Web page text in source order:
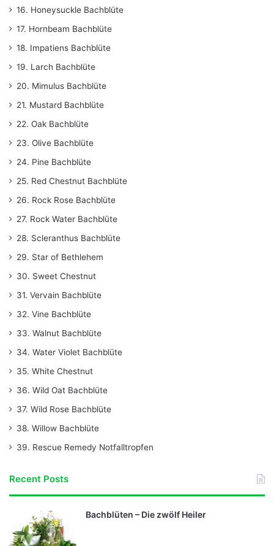
16. Honeysuckle Bachblüte
17. Hornbeam Bachblüte
18. Impatiens Bachblüte
19. Larch Bachblüte
20. Mimulus Bachblüte
21. Mustard Bachblüte
22. Oak Bachblüte
23. Olive Bachblüte
24. Pine Bachblüte
25. Red Chestnut Bachblüte
26. Rock Rose Bachblüte
27. Rock Water Bachblüte
28. Scleranthus Bachblüte
29. Star of Bethlehem
30. Sweet Chestnut
31. Vervain Bachblüte
32. Vine Bachblüte
33. Walnut Bachblüte
34. Water Violet Bachblüte
35. White Chestnut
36. Wild Oat Bachblüte
37. Wild Rose Bachblüte
38. Willow Bachblüte
39. Rescue Remedy Notfalltropfen
Recent Posts
Bachblüten – Die zwölf Heiler